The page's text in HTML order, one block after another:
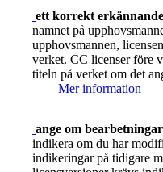
ett korrekt erkännande
namnet på
upphovsmannen,
verket. CC licenser före
titeln på verket om det
Mer information
ange om
indikera om du har
indikeringar på tidigare